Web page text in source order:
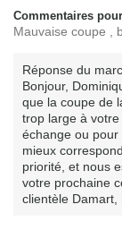
Commentaires
Mauvaise coupe ,
Réponse du
Bonjour,
que la coupe de
trop large à votre
échange ou pour
mieux
priorité, et nous
votre prochaine
clientèle Damart,